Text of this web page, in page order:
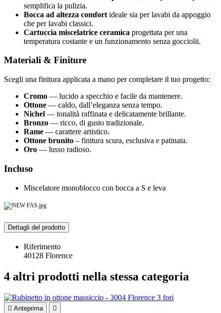
semplifica la pulizia.
Bocca ad altezza comfort ideale sia per lavabi da appoggio
che per lavabi classici.
Cartuccia miscelatrice ceramica progettata per una
temperatura costante e un funzionamento senza gocciolii.
Materiali & Finiture
Scegli una finitura applicata a mano per completare il tuo progetto:
Cromo — lucido a specchio e facile da mantenere.
Ottone — caldo, dall’eleganza senza tempo.
Nichel — tonalità raffinata e delicatamente brillante.
Bronzo — ricco, di gusto tradizionale.
Rame — carattere artistico.
Ottone brunito – finitura scura, esclusiva e patinata.
Oro — lusso radioso.
Incluso
Miscelatore monoblocco con bocca a S e leva
Dettagli del prodotto
Riferimento
40128 Florence
4 altri prodotti nella stessa categoria
 Anteprima 